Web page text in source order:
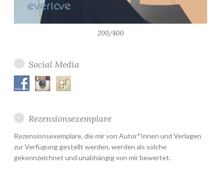
200/400
Social Media
Rezensionsexemplare
Rezensionsexemplare, die mir von Autor*Innen und Verlagen
zur Verfügung gestellt werden, werden als solche
gekennzeichnet und unabhängig von mir bewertet.